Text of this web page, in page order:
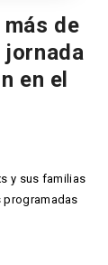
de
jornada
en el
y sus familias
programadas